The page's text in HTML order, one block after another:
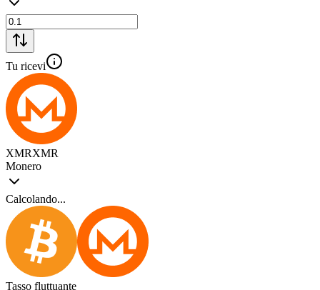
Tu ricevi
XMRXMR
Monero
Calcolando...
Tasso fluttuante